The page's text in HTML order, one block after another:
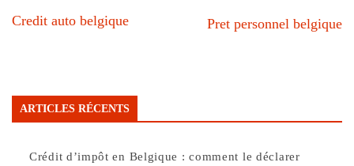
Credit auto belgique Pret personnel belgique
ARTICLES RÉCENTS
Crédit d’impôt en Belgique : comment le déclarer